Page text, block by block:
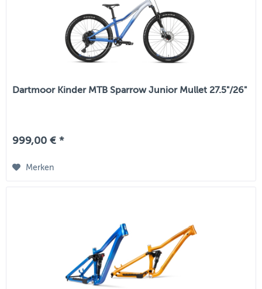
Dartmoor Kinder MTB Sparrow Junior Mullet 27.5"/26"
999,00 € *
Merken